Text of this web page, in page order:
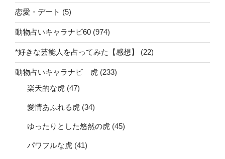
恋愛・デート (5)
動物占いキャラナビ60 (974)
*好きな芸能人を占ってみた【感想】 (22)
動物占いキャラナビ 虎 (233)
楽天的な虎 (47)
愛情あふれる虎 (34)
ゆったりとした悠然の虎 (45)
パワフルな虎 (41)